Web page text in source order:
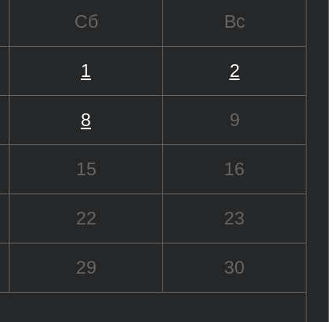
Сб Вс
1 2
8 9
15 16
22 23
29 30